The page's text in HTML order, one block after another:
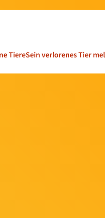
TiereSein verlorenes Tier